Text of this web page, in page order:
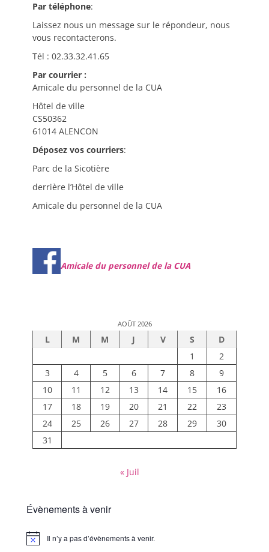
Par téléphone:
Laissez nous un message sur le répondeur, nous
vous recontacterons.
Tél : 02.33.32.41.65
Par courrier :
Amicale du personnel de la CUA
Hôtel de ville
CS50362
61014 ALENCON
Déposez vos courriers:
Parc de la Sicotière
derrière l’Hôtel de ville
Amicale du personnel de la CUA
Amicale du personnel de la CUA
AOÛT 2026
L M M J V S
D
1
2
3
4 5 6 7 8
9
10
11 12 13 14 15
16
17
18 19 20 21 22
23
24
25 26 27 28 29
30
31
« Juil
Évènements à venir
Notice Il n’y a pas d’évènements à venir.